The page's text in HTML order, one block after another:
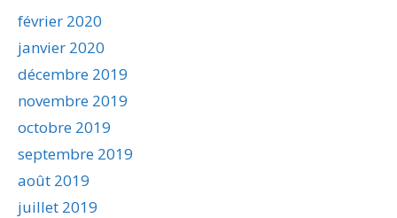
février 2020
janvier 2020
décembre 2019
novembre 2019
octobre 2019
septembre 2019
août 2019
juillet 2019